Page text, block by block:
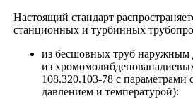
Настоящий стандарт
станционных и турбинных
из бесшовных труб наружным
из
108.320.103-78 с
давлением и температурой):